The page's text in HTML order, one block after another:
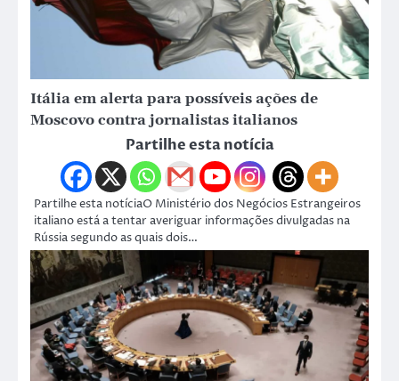
Itália em alerta para possíveis ações de
Moscovo contra jornalistas italianos
Partilhe esta notícia
Partilhe esta notíciaO Ministério dos Negócios Estrangeiros
italiano está a tentar averiguar informações divulgadas na
Rússia segundo as quais dois…